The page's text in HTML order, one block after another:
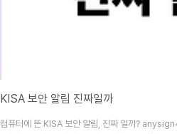
KISA 보안 알림 진짜일까
컴퓨터에 뜬 KISA 보안 알림, 진짜 일까?